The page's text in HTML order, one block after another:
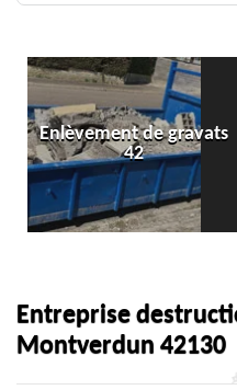
Enlèvement de gravats
42
Entreprise
Montverdun 42130